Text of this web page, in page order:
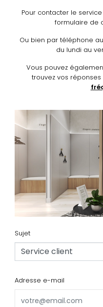
Pour contacter le
formulaire de
Ou bien par téléphone au
du lundi au
Vous pouvez
trouvez vos
Sujet
Adresse e-mail